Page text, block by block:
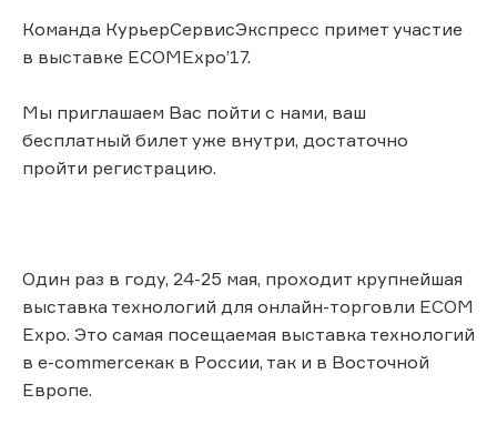
Команда КурьерСервисЭкспресс примет участие
в выставке ECOMExpo’17.
Мы приглашаем Вас пойти с нами, ваш
бесплатный билет уже внутри, достаточно
пройти регистрацию.
Один раз в году, 24-25 мая, проходит крупнейшая
выставка технологий для онлайн-торговли ECOM
Expo. Это самая посещаемая выставка технологий
в e-commerceкак в России, так и в Восточной
Европе.